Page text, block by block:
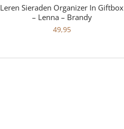
Leren Sieraden Organizer In Giftbox
– Lenna – Brandy
49,95